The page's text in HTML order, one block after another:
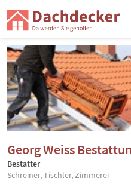
Georg Weiss
Bestatter
Schreiner, Tischler, Zimmerei